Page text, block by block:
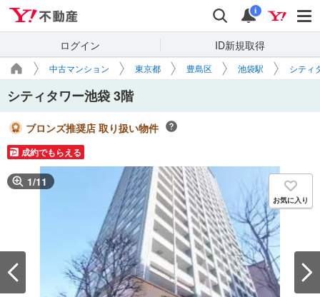
検索 通知
i
ログイン ID新規取得
中古マンション 東京都 豊島区 池袋駅 シティ
シティタワー池袋 3階
ブロンズ推奨店 取り扱い物件
成約でもらえる
1/11
お気に入り